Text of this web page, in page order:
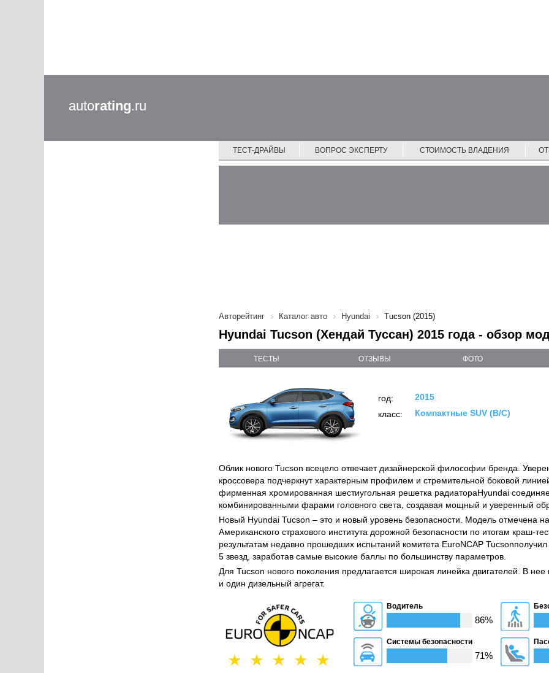
autorating.ru
ТЕСТ-ДРАЙВЫ ВОПРОС ЭКСПЕРТУ СТОИМОСТЬ ВЛАДЕНИЯ
Авторейтинг Каталог авто Hyundai Tucson (2015)
Hyundai Tucson (Хендай Туссан) 2015 года - обзор
ТЕСТЫ ОТЗЫВЫ ФОТО
год:
2015
класс:
Компактные SUV (B/C)
Облик нового Tucson всецело отвечает дизайнерской философии бренда.
кроссовера подчеркнут характерным профилем и стремительной боковой
фирменная хромированная шестиугольная решетка радиатораHyundai
комбинированными фарами головного света, создавая мощный и уверенный
Новый Hyundai Tucson – это и новый уровень безопасности. Модель отмечена
Американского страхового института дорожной безопасности по итогам краш-
результатам недавно прошедших испытаний комитета EuroNCAP
5 звезд, заработав самые высокие баллы по большинству параметров.
Для Tucson нового поколения предлагается широкая линейка двигателей. В нее
и один дизельный агрегат.
Водитель
86%
Системы безопасности
71%